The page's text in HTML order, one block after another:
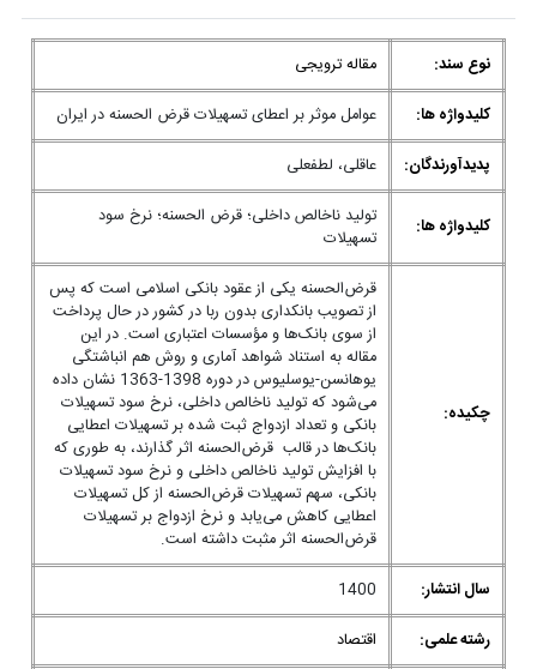
نوع سند:
مقاله ترویجی
کلیدواژه ها:
عوامل موثر بر اعطای تسهیلات قرض الحسنه در ایران
پدیدآورندگان:
عاقلی، لطفعلی
کلیدواژه ها:
تولید ناخالص داخلی؛ قرض الحسنه؛ نرخ سود
تسهیلات
چکیده:
قرض‌الحسنه یکی از عقود بانکی اسلامی است که پس
از تصویب بانکداری بدون ربا در کشور در حال پرداخت
از سوی بانک‌ها و مؤسسات اعتباری است. در این
مقاله به استناد شواهد آماری و روش هم انباشتگی
یوهانسن-یوسلیوس در دوره 1398-1363 نشان داده
می‌شود که تولید ناخالص داخلی، نرخ سود تسهیلات
بانکی و تعداد ازدواج ثبت شده بر تسهیلات اعطایی
بانک‌ها در قالب قرض‌الحسنه اثر گذارند، به طوری که
با افزایش تولید ناخالص داخلی و نرخ سود تسهیلات
بانکی، سهم تسهیلات قرض‌الحسنه از کل تسهیلات
اعطایی کاهش می‌یابد و نرخ ازدواج بر تسهیلات
قرض‌الحسنه اثر مثبت داشته است.
سال انتشار:
1400
رشته علمی:
اقتصاد